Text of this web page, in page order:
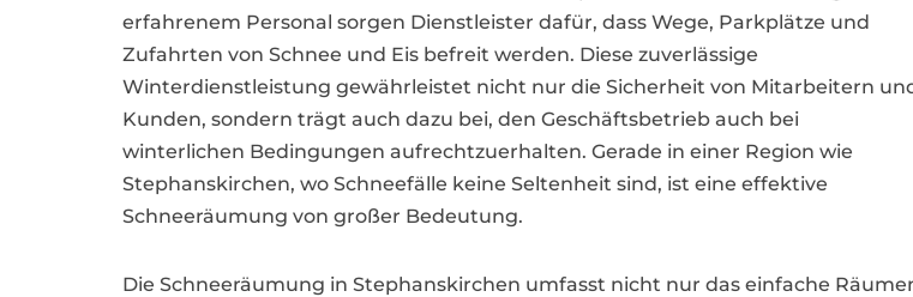
erfahrenem Personal sorgen Dienstleister dafür, dass Wege, Parkplätze und
Zufahrten von Schnee und Eis befreit werden. Diese zuverlässige
Winterdienstleistung gewährleistet nicht nur die Sicherheit von Mitarbeitern
Kunden, sondern trägt auch dazu bei, den Geschäftsbetrieb auch bei
winterlichen Bedingungen aufrechtzuerhalten. Gerade in einer Region wie
Stephanskirchen, wo Schneefälle keine Seltenheit sind, ist eine effektive
Schneeräumung von großer Bedeutung.
Die Schneeräumung in Stephanskirchen umfasst nicht nur das einfache